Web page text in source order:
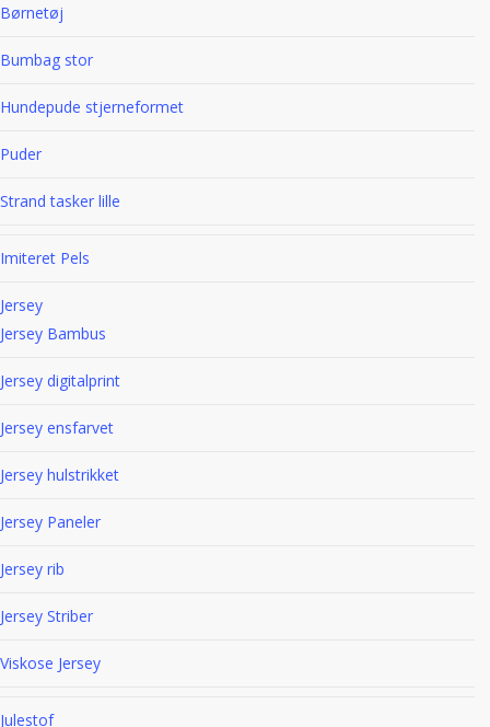
Børnetøj
Bumbag stor
Hundepude stjerneformet
Puder
Strand tasker lille
Imiteret Pels
Jersey
Jersey Bambus
Jersey digitalprint
Jersey ensfarvet
Jersey hulstrikket
Jersey Paneler
Jersey rib
Jersey Striber
Viskose Jersey
Julestof